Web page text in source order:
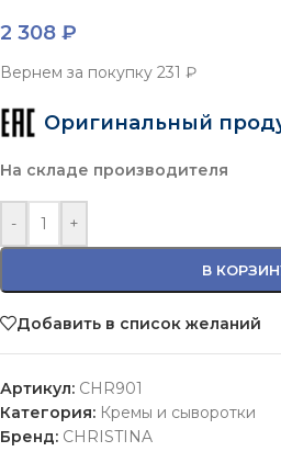
2 308 ₽
Вернем за покупку 231 ₽
Оригинальный
На складе производителя
- +
В
Добавить в список желаний
Артикул: CHR901
Категория: Кремы и сыворотки
Бренд: CHRISTINA